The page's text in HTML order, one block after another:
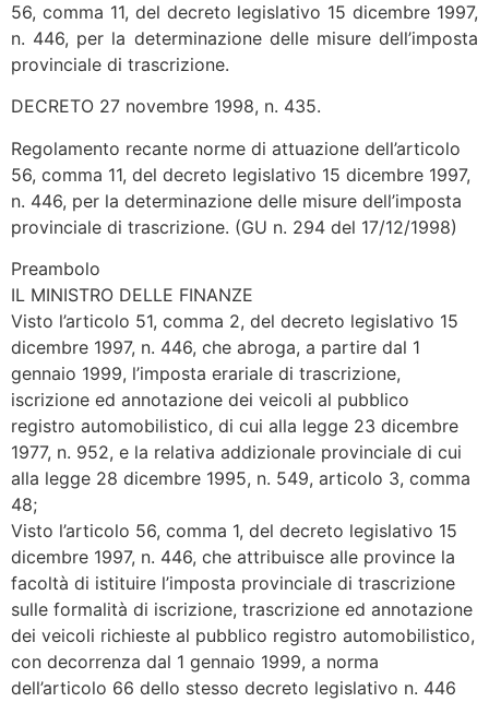
56, comma 11, del decreto legislativo 15 dicembre 1997,
n. 446, per la determinazione delle misure dell’imposta
provinciale di trascrizione.
DECRETO 27 novembre 1998, n. 435.
Regolamento recante norme di attuazione dell’articolo
56, comma 11, del decreto legislativo 15 dicembre 1997,
n. 446, per la determinazione delle misure dell’imposta
provinciale di trascrizione. (GU n. 294 del 17/12/1998)
Preambolo
IL MINISTRO DELLE FINANZE
Visto l’articolo 51, comma 2, del decreto legislativo 15
dicembre 1997, n. 446, che abroga, a partire dal 1
gennaio 1999, l’imposta erariale di trascrizione,
iscrizione ed annotazione dei veicoli al pubblico
registro automobilistico, di cui alla legge 23 dicembre
1977, n. 952, e la relativa addizionale provinciale di cui
alla legge 28 dicembre 1995, n. 549, articolo 3, comma
48;
Visto l’articolo 56, comma 1, del decreto legislativo 15
dicembre 1997, n. 446, che attribuisce alle province la
facoltà di istituire l’imposta provinciale di trascrizione
sulle formalità di iscrizione, trascrizione ed annotazione
dei veicoli richieste al pubblico registro automobilistico,
con decorrenza dal 1 gennaio 1999, a norma
dell’articolo 66 dello stesso decreto legislativo n. 446